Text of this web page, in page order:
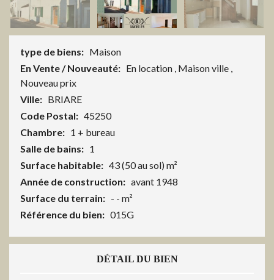
type de biens: Maison
En Vente / Nouveauté: En location , Maison ville ,
Nouveau prix
Ville: BRIARE
Code Postal: 45250
Chambre: 1 + bureau
Salle de bains: 1
Surface habitable: 43 (50 au sol) m²
Année de construction: avant 1948
Surface du terrain: - - m²
Référence du bien: 015G
DÉTAIL DU BIEN